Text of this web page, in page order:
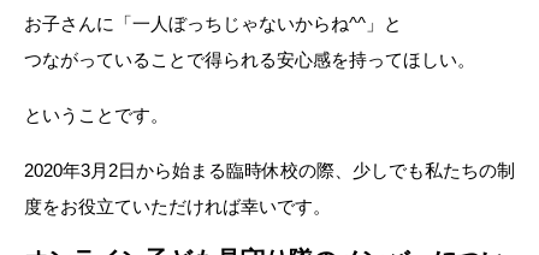
お子さんに「一人ぼっちじゃないからね^^」と
つながっていることで得られる安心感を持ってほしい。
ということです。
2020年3月2日から始まる臨時休校の際、少しでも私たちの制
度をお役立ていただければ幸いです。